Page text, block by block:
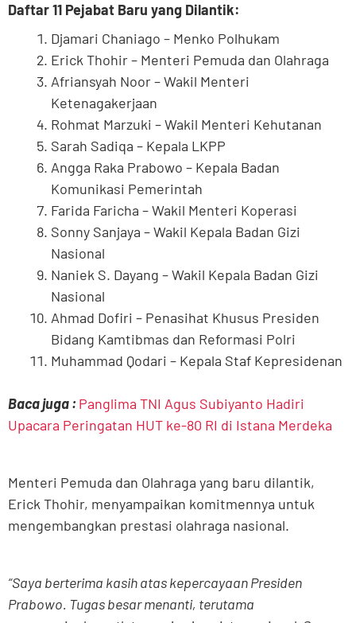
Daftar 11 Pejabat Baru yang Dilantik:
Djamari Chaniago – Menko Polhukam
Erick Thohir – Menteri Pemuda dan Olahraga
Afriansyah Noor – Wakil Menteri
Ketenagakerjaan
Rohmat Marzuki – Wakil Menteri Kehutanan
Sarah Sadiqa – Kepala LKPP
Angga Raka Prabowo – Kepala Badan
Komunikasi Pemerintah
Farida Faricha – Wakil Menteri Koperasi
Sonny Sanjaya – Wakil Kepala Badan Gizi
Nasional
Naniek S. Dayang – Wakil Kepala Badan Gizi
Nasional
Ahmad Dofiri – Penasihat Khusus Presiden
Bidang Kamtibmas dan Reformasi Polri
Muhammad Qodari – Kepala Staf Kepresidenan
Baca juga : Panglima TNI Agus Subiyanto Hadiri
Upacara Peringatan HUT ke-80 RI di Istana Merdeka
Menteri Pemuda dan Olahraga yang baru dilantik,
Erick Thohir, menyampaikan komitmennya untuk
mengembangkan prestasi olahraga nasional.
“Saya berterima kasih atas kepercayaan Presiden
Prabowo. Tugas besar menanti, terutama